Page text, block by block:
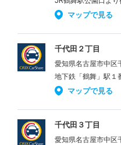
マップで見る
千代田２丁目
愛知県名古屋市中区
地下鉄「鶴舞」駅１
マップで見る
千代田３丁目
愛知県名古屋市中区